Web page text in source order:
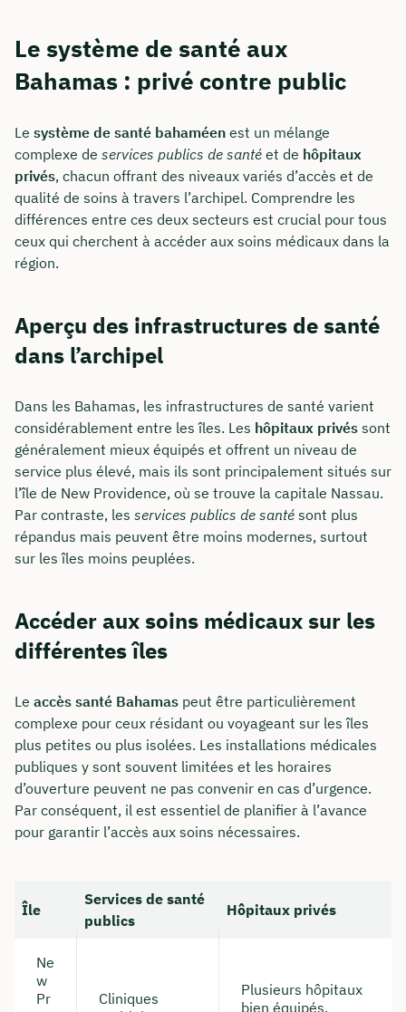
Le système de santé aux
Bahamas : privé contre public
Le système de santé bahaméen est un mélange
complexe de services publics de santé et de hôpitaux
privés, chacun offrant des niveaux variés d’accès et de
qualité de soins à travers l’archipel. Comprendre les
différences entre ces deux secteurs est crucial pour tous
ceux qui cherchent à accéder aux soins médicaux dans la
région.
Aperçu des infrastructures de santé
dans l’archipel
Dans les Bahamas, les infrastructures de santé varient
considérablement entre les îles. Les hôpitaux privés sont
généralement mieux équipés et offrent un niveau de
service plus élevé, mais ils sont principalement situés sur
l’île de New Providence, où se trouve la capitale Nassau.
Par contraste, les services publics de santé sont plus
répandus mais peuvent être moins modernes, surtout
sur les îles moins peuplées.
Accéder aux soins médicaux sur les
différentes îles
Le accès santé Bahamas peut être particulièrement
complexe pour ceux résidant ou voyageant sur les îles
plus petites ou plus isolées. Les installations médicales
publiques y sont souvent limitées et les horaires
d’ouverture peuvent ne pas convenir en cas d’urgence.
Par conséquent, il est essentiel de planifier à l’avance
pour garantir l’accès aux soins nécessaires.
Île
Services de santé
publics
Hôpitaux privés
Ne
w
Pr
Cliniques
Plusieurs hôpitaux
bien équipés,
Comment nous joindre
8h à 18h
Visitez notre profil LinkedIn